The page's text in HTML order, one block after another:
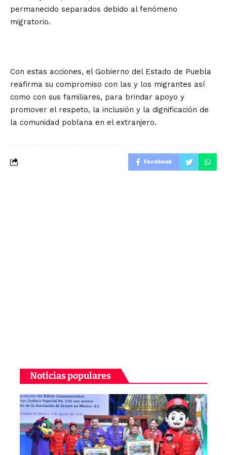
permanecido separados debido al fenómeno
migratorio.
Con estas acciones, el Gobierno del Estado de Puebla
reafirma su compromiso con las y los migrantes así
como con sus familiares, para brindar apoyo y
promover el respeto, la inclusión y la dignificación de
la comunidad poblana en el extranjero.
Facebook
Noticias populares